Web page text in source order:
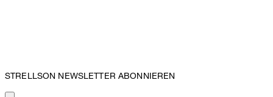
STRELLSON NEWSLETTER ABONNIEREN